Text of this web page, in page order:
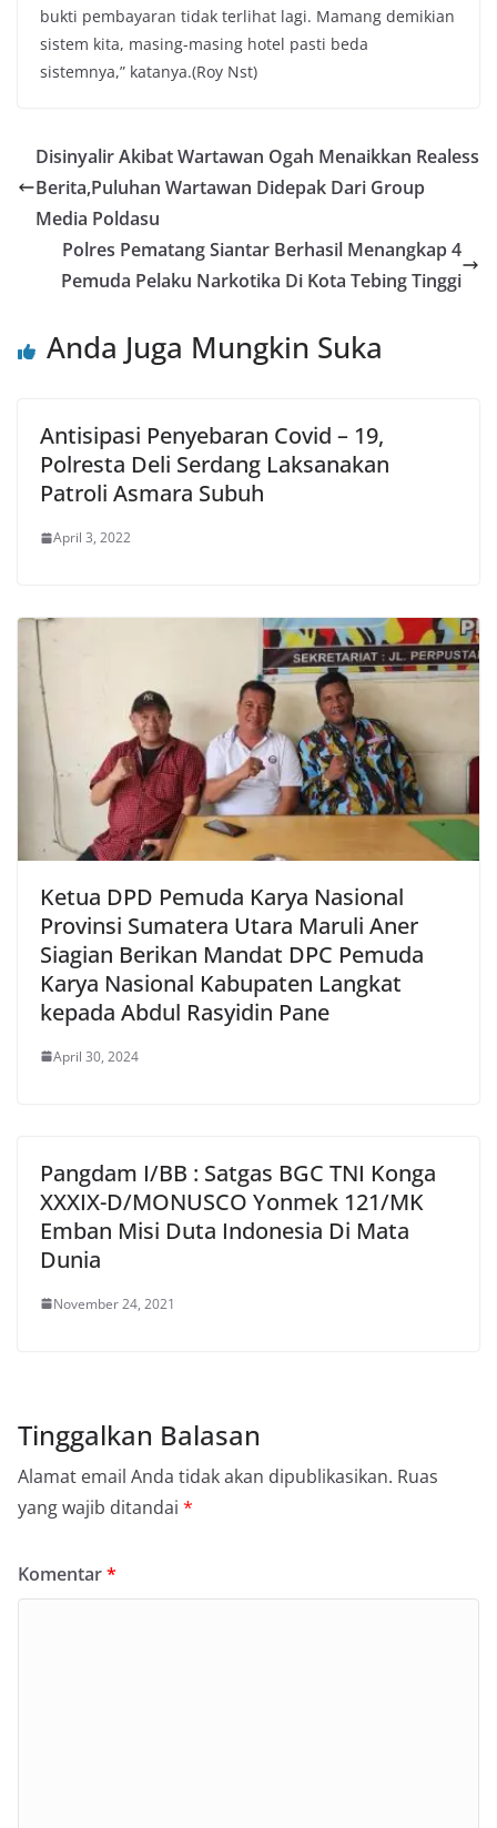
bukti pembayaran tidak terlihat lagi. Mamang demikian
sistem kita, masing-masing hotel pasti beda
sistemnya,” katanya.(Roy Nst)
Disinyalir Akibat Wartawan Ogah Menaikkan Realess
Berita,Puluhan Wartawan Didepak Dari Group
Media Poldasu
Polres Pematang Siantar Berhasil Menangkap 4
Pemuda Pelaku Narkotika Di Kota Tebing Tinggi
Anda Juga Mungkin Suka
Antisipasi Penyebaran Covid – 19,
Polresta Deli Serdang Laksanakan
Patroli Asmara Subuh
April 3, 2022
Ketua DPD Pemuda Karya Nasional
Provinsi Sumatera Utara Maruli Aner
Siagian Berikan Mandat DPC Pemuda
Karya Nasional Kabupaten Langkat
kepada Abdul Rasyidin Pane
April 30, 2024
Pangdam I/BB : Satgas BGC TNI Konga
XXXIX-D/MONUSCO Yonmek 121/MK
Emban Misi Duta Indonesia Di Mata
Dunia
November 24, 2021
Tinggalkan Balasan
Alamat email Anda tidak akan dipublikasikan. Ruas
yang wajib ditandai *
Komentar*